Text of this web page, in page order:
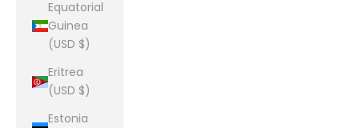
Equatorial
Guinea
(USD $)
Eritrea
(USD $)
Estonia